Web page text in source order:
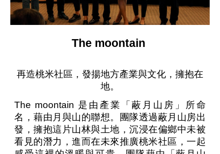
The moontain
再造桃米社區，發揚地方產業與文化，擁抱在
地。
The moontain 是由產業「蔽月山房」所命
名，藉由月與山的聯想。團隊透過蔽月山房出
發，擁抱這片山林與土地，沉浸在偏鄉中未被
看見的潛力，進而在未來推廣桃米社區，一起